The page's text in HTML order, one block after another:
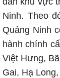
Ninh. Theo
Quảng Ninh
hành chính
Việt Hưng,
Gai, Hạ